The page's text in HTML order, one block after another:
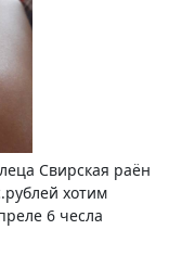
Свирская раён
хотим
6 чесла